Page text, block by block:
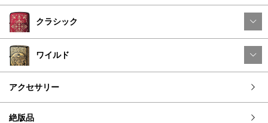
クラシック
ワイルド
アクセサリー
絶版品